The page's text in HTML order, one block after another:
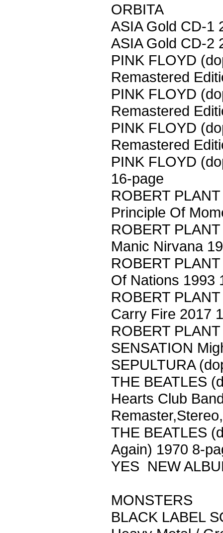
ORBITA
ASIA Gold CD-1
ASIA Gold CD-2
PINK FLOYD
Remastered
PINK FLOYD
Remastered
PINK FLOYD
Remastered
PINK FLOYD
16-page
ROBERT
Principle Of
ROBERT
Manic Nirvana
ROBERT
Of Nations 1993
ROBERT
Carry Fire 2017
ROBERT
SENSATION
SEPULTURA
THE BEATLES
Hearts Club
THE BEATLES
Again) 1970 8-
YES NEW
MONSTERS
BLACK LABEL